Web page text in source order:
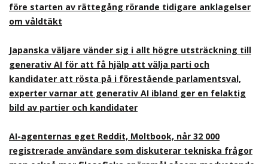
före starten av rättegång rörande tidigare anklagelser
om våldtäkt
Japanska väljare vänder sig i allt högre utsträckning till
generativ AI för att få hjälp att välja parti och
kandidater att rösta på i förestående parlamentsval,
experter varnar att generativ AI ibland ger en felaktig
bild av partier och kandidater
AI-agenternas eget Reddit, Moltbook, når 32 000
registrerade användare som diskuterar tekniska frågor